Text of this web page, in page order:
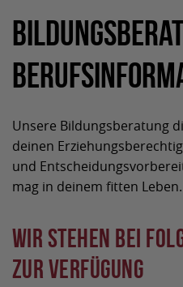
Unsere Bildungsberatung
deinen
und
mag in deinem fitten Leben.
Wir stehen bei
zur Verfügung